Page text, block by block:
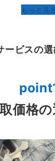
もっと見
ービスの
価格